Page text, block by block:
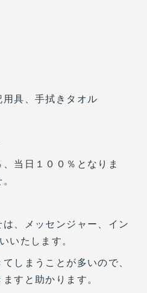
具、手拭きタオル
当日１００％となりま
、メッセンジャー、イン
いたします。
しまうことが多いので、
すと助かります。